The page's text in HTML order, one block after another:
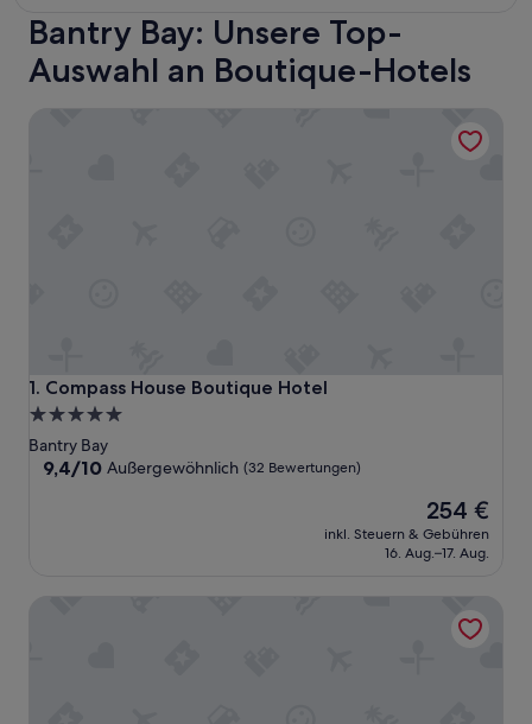
Bantry Bay: Unsere Top-
Auswahl an Boutique-Hotels
1. Compass House Boutique Hotel
Compass House Boutique Hotel
5.0-
Sterne-
Unterkunft
Bantry Bay
9.4
9,4/10 Außergewöhnlich (32 Bewertungen)
Der
Preis
beträgt
254 €
inkl. Steuern & Gebühren
16. Aug.–17. Aug.